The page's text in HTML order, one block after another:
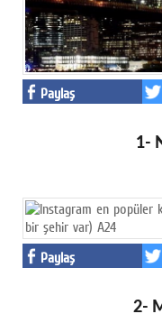
Paylaş
1-
Paylaş
2-